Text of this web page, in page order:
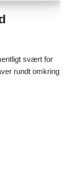
svært for
rundt omkring